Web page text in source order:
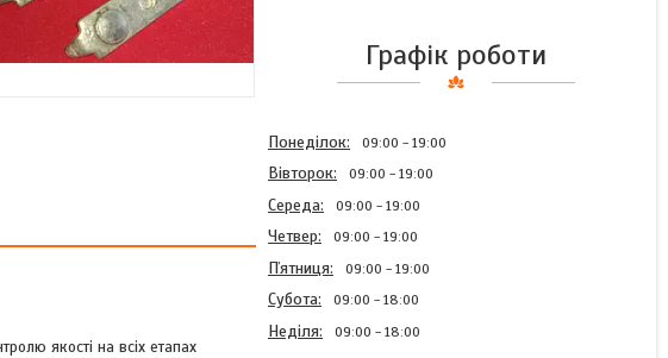
якості на всіх етапах
Графік роботи
Понеділок 09:00 19:00
Вівторок 09:00 19:00
Середа 09:00 19:00
Четвер 09:00 19:00
Пʼятниця 09:00 19:00
Субота 09:00 18:00
Неділя 09:00 18:00